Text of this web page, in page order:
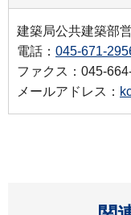
建築局公共建築部
電話： 045-671-
ファクス：045-
メールアドレス：